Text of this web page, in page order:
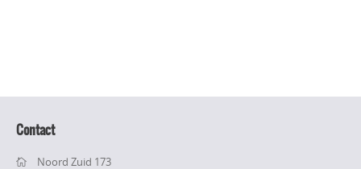
Contact
Noord Zuid 173